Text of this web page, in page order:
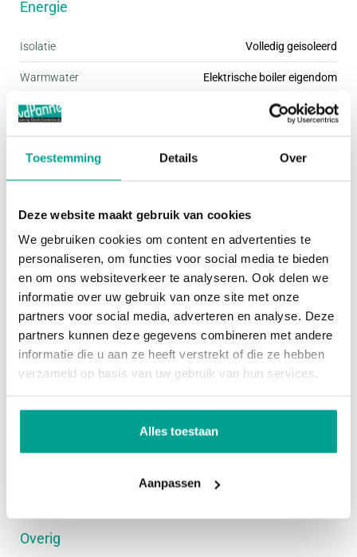
Toestemming Details Over
Deze website maakt gebruik van cookies
We gebruiken cookies om content en advertenties te
personaliseren, om functies voor social media te bieden
en om ons websiteverkeer te analyseren. Ook delen we
informatie over uw gebruik van onze site met onze
partners voor social media, adverteren en analyse. Deze
partners kunnen deze gegevens combineren met andere
informatie die u aan ze heeft verstrekt of die ze hebben
verzameld op basis van uw gebruik van hun services.
Alles toestaan
Aanpassen
een EPC van nul hebben (EPC=0); dat betekent dat
de woningen, onder meer door de aanwezige
woningen worden “gasloos” gebouwd. Een
het warm water. U bent dus helemaal klaar voor de
Energie
Isolatie Volledig geisoleerd
Warmwater Elektrische boiler eigendom
Verwarming Warmtepomp
Buitenruimte
Bergruimte
Garage Geen garage
Schuur / Berging VRIJSTAAND_HOUT
Parkeergelegenheid
Dak
Overig